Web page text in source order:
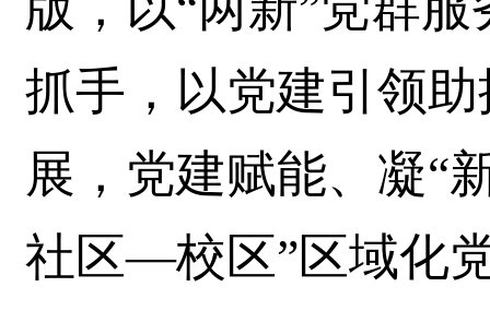
抓手，以党建引领
展，党建赋能、凝“
社区—校区”区域化